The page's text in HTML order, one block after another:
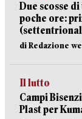
Due scosse
poche ore:
di Redazione
Il lutto
Campi
Plast per